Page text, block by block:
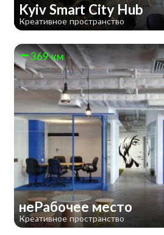
Kyiv Smart City Hub
Креативное пространство
369 км
неРабочее место
Креативное пространство